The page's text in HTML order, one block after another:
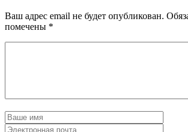
Ваш адрес email не будет опубликован.
помечены *